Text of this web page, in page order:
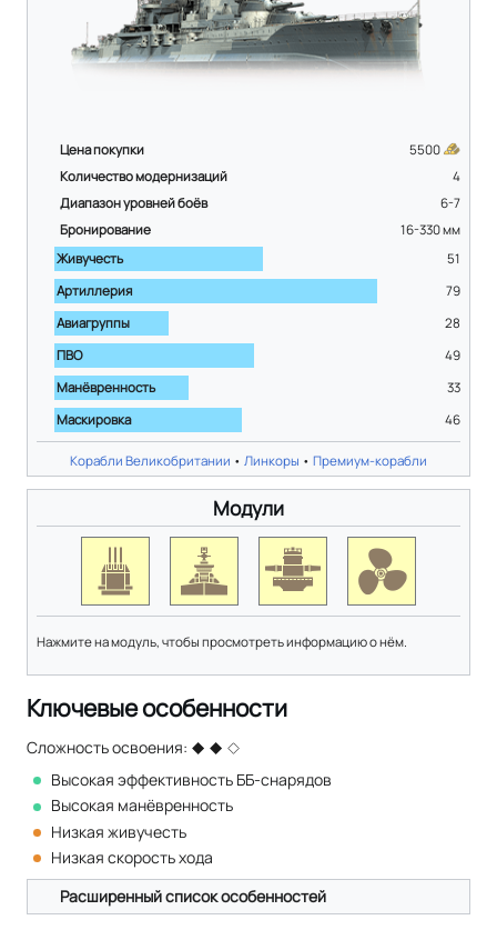
Цена покупки
5500
Количество модернизаций
4
Диапазон уровней боёв
6-7
Бронирование
16-330мм
Живучесть
51
Артиллерия
79
Авиагруппы
28
ПВО
49
Манёвренность
33
Маскировка
46
Корабли Великобритании • Линкоры • Премиум-корабли
Модули
Нажмите на модуль, чтобы просмотреть информацию о нём.
Ключевые особенности
Сложность освоения:
Высокая эффективность ББ-снарядов
Высокая манёвренность
Низкая живучесть
Низкая скорость хода
Расширенный список особенностей